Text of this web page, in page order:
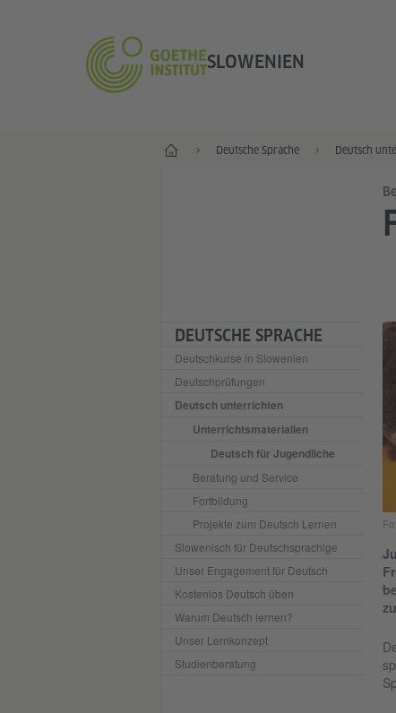
SLOWENIEN
Start Deutsche Sprache Deutsch
DEUTSCHE SPRACHE
Deutschkurse in Slowenien
Deutschprüfungen
Deutsch unterrichten
Unterrichtsmaterialien
Deutsch für Jugendliche
Beratung und Service
Fortbildung
Projekte zum Deutsch Lernen
Slowenisch für Deutschsprachige
Unser Engagement für Deutsch
Kostenlos Deutsch üben
Warum Deutsch lernen?
Unser Lernkonzept
Studienberatung